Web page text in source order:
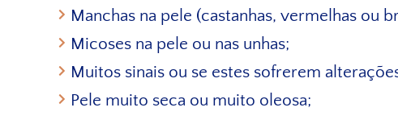
Manchas na pele (castanhas, vermelhas ou
Micoses na pele ou nas unhas;
Muitos sinais ou se estes sofrerem
Pele muito seca ou muito oleosa;